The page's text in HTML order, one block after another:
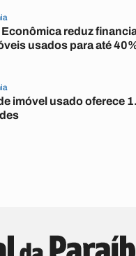
Econômica reduz
usados para até
imóvel usado oferece